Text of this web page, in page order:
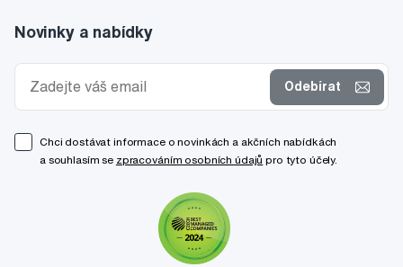
Novinky a nabídky
Odebírat
Chci dostávat informace o novinkách a akčních nabídkách
a souhlasím se zpracováním osobních údajů pro tyto účely.